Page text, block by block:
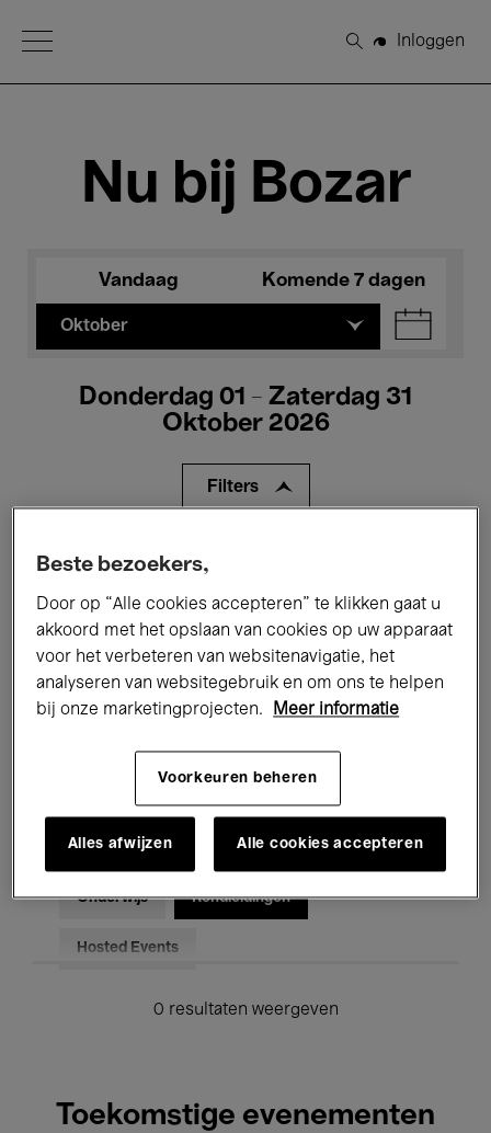
Open Menu
Zoeken
Inloggen
Nu bij Bozar
Vandaag Komende 7 dagen
Oktober
Donderdag 01 - Zaterdag 31
Oktober 2026
Filters
Alle evenementen
Tentoonstellingen Films
Performances Lezingen & Debatten
Jazz Klassieke Muziek Global Music
Voor iedereen Kids’ Palace
Onderwijs Rondleidingen
Hosted Events
0 resultaten weergeven
Toekomstige evenementen
Beste bezoekers,
Door op “Alle cookies accepteren” te klikken gaat u
akkoord met het opslaan van cookies op uw apparaat
voor het verbeteren van websitenavigatie, het
analyseren van websitegebruik en om ons te helpen
bij onze marketingprojecten.
Meer informatie
Voorkeuren beheren
Alles afwijzen Alle cookies accepteren